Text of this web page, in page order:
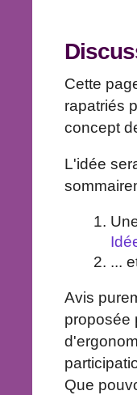
Cette
rapatriés
concept
L'idée
...
Avis
proposée
Que